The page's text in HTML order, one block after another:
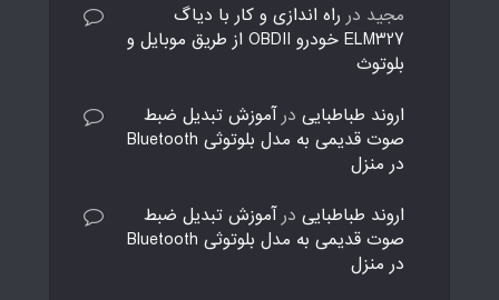
مجید در راه اندازی و کار با دیاگ
ELM327 خودرو OBDII از طریق موبایل و
بلوتوث
اروند طباطبایی درآموزش تبدیل ضبط
صوت قدیمی به مدل بلوتوثی Bluetooth
در منزل
اروند طباطبایی درآموزش تبدیل ضبط
صوت قدیمی به مدل بلوتوثی Bluetooth
در منزل